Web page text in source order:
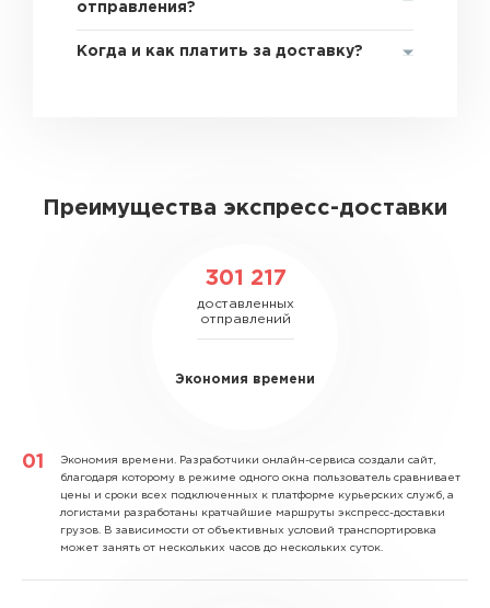
отправления?
Когда и как платить за доставку?
Преимущества экспресс-доставки
301 217
доставленных
отправлений
Экономия времени
Экономия времени. Разработчики онлайн-сервиса создали сайт,
благодаря которому в режиме одного окна пользователь сравнивает
цены и сроки всех подключенных к платформе курьерских служб, а
логистами разработаны кратчайшие маршруты экспресс-доставки
грузов. В зависимости от объективных условий транспортировка
может занять от нескольких часов до нескольких суток.